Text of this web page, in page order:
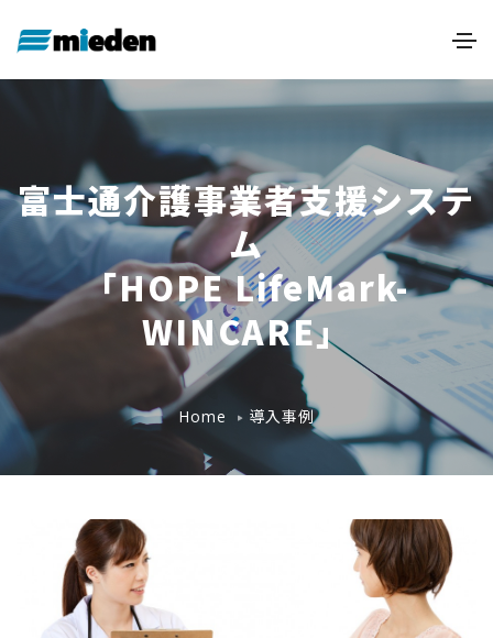
富士通介護事業者支援システ
ム
「HOPE LifeMark-
WINCARE」
Home 導入事例